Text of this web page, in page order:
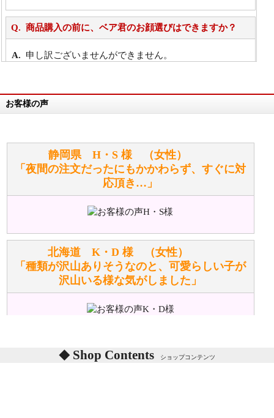
商品購入の前に、ベア君のお顔選びはできますか？
申し訳ございませんができません。
万が一欲しい商品が見つからない場合は、探して取り
お任せください！それは当店が謡っています「おも
てなしの心」で対応させていただきます。
シュタイフのぬいぐるみは洗濯できますか？ ぬいぐ
るみのお手入れ方法を教えてください。
詳しくはこちら をご覧ください。
ぬいぐるみの耳に付いているボタンやタグに、何か意
味などがありますか？
詳しくはこちらをご覧ください。
お客様の声
静岡県 H・S 様 （女性）
「夜間の注文だったにもかかわらず、すぐに対
応頂き…」
北海道 K・D 様 （女性）
「種類が沢山ありそうなのと、可愛らしい子が
沢山いる様な気がしました」
東京都 M・K 様 （女性）
「対応はどちらも丁寧でした。値段と他の融通
Shop Contents ショップコンテンツ